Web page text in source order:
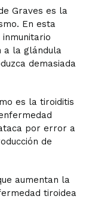
Graves es la
En esta
a la glándula
demasiada
es la tiroiditis
por error a
de
aumentan la
tiroidea